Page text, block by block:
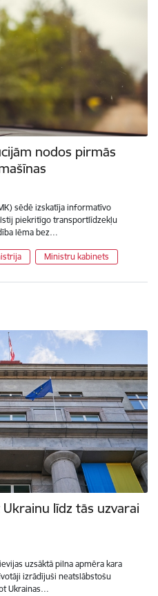
nodos pirmās
sēdē izskatīja informatīvo
piekritīgo transportlīdzekļu
lēma bez…
Ministru kabinets
līdz tās uzvarai
uzsāktā pilna apmēra kara
izrādījuši neatslābstošu
Ukrainas…